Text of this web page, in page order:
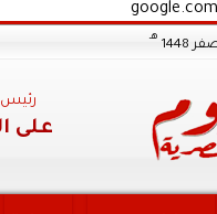
هـ
رئيس
على